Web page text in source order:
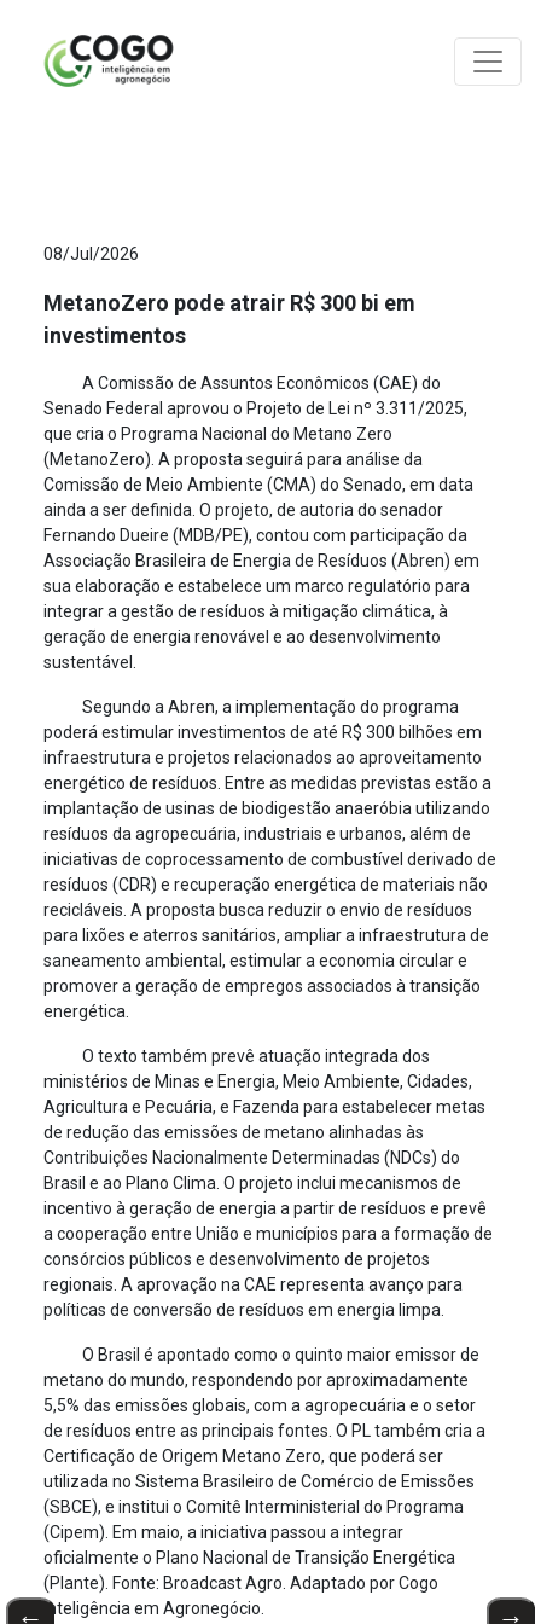
08/Jul/2026
MetanoZero pode atrair R$ 300 bi em
investimentos
A Comissão de Assuntos Econômicos (CAE) do
Senado Federal aprovou o Projeto de Lei nº 3.311/2025,
que cria o Programa Nacional do Metano Zero
(MetanoZero). A proposta seguirá para análise da
Comissão de Meio Ambiente (CMA) do Senado, em data
ainda a ser definida. O projeto, de autoria do senador
Fernando Dueire (MDB/PE), contou com participação da
Associação Brasileira de Energia de Resíduos (Abren) em
sua elaboração e estabelece um marco regulatório para
integrar a gestão de resíduos à mitigação climática, à
geração de energia renovável e ao desenvolvimento
sustentável.
Segundo a Abren, a implementação do programa
poderá estimular investimentos de até R$ 300 bilhões em
infraestrutura e projetos relacionados ao aproveitamento
energético de resíduos. Entre as medidas previstas estão a
implantação de usinas de biodigestão anaeróbia utilizando
resíduos da agropecuária, industriais e urbanos, além de
iniciativas de coprocessamento de combustível derivado de
resíduos (CDR) e recuperação energética de materiais não
recicláveis. A proposta busca reduzir o envio de resíduos
para lixões e aterros sanitários, ampliar a infraestrutura de
saneamento ambiental, estimular a economia circular e
promover a geração de empregos associados à transição
energética.
O texto também prevê atuação integrada dos
ministérios de Minas e Energia, Meio Ambiente, Cidades,
Agricultura e Pecuária, e Fazenda para estabelecer metas
de redução das emissões de metano alinhadas às
Contribuições Nacionalmente Determinadas (NDCs) do
Brasil e ao Plano Clima. O projeto inclui mecanismos de
incentivo à geração de energia a partir de resíduos e prevê
a cooperação entre União e municípios para a formação de
consórcios públicos e desenvolvimento de projetos
regionais. A aprovação na CAE representa avanço para
políticas de conversão de resíduos em energia limpa.
O Brasil é apontado como o quinto maior emissor de
metano do mundo, respondendo por aproximadamente
5,5% das emissões globais, com a agropecuária e o setor
de resíduos entre as principais fontes. O PL também cria a
Certificação de Origem Metano Zero, que poderá ser
utilizada no Sistema Brasileiro de Comércio de Emissões
(SBCE), e institui o Comitê Interministerial do Programa
(Cipem). Em maio, a iniciativa passou a integrar
oficialmente o Plano Nacional de Transição Energética
(Plante). Fonte: Broadcast Agro. Adaptado por Cogo
Inteligência em Agronegócio.
← →